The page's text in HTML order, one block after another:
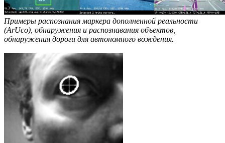
Примеры распознания маркера дополненной реальности
(ArUco), обнаружения и распознавания объектов,
обнаружения дороги для автономного вождения.